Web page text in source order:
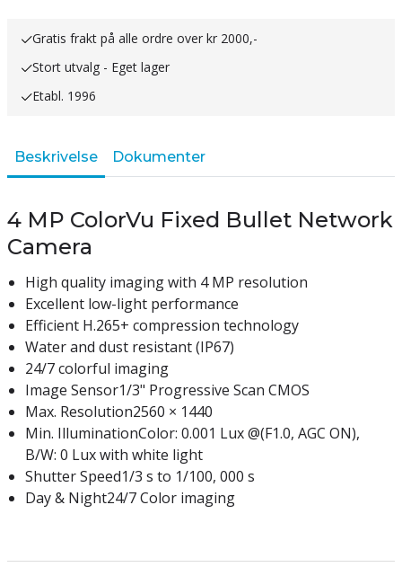
Gratis frakt på alle ordre over kr 2000,-
Stort utvalg - Eget lager
Etabl. 1996
Beskrivelse Dokumenter
4 MP ColorVu Fixed Bullet Network
Camera
High quality imaging with 4 MP resolution
Excellent low-light performance
Efficient H.265+ compression technology
Water and dust resistant (IP67)
24/7 colorful imaging
Image Sensor1/3" Progressive Scan CMOS
Max. Resolution2560 × 1440
Min. IlluminationColor: 0.001 Lux @(F1.0, AGC ON),
B/W: 0 Lux with white light
Shutter Speed1/3 s to 1/100, 000 s
Day & Night24/7 Color imaging